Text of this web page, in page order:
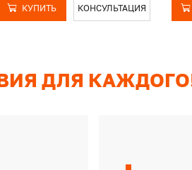
КУПИТЬ КОНСУЛЬТАЦИЯ
ДЛЯ